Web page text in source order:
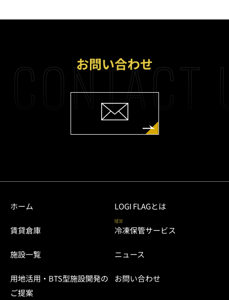
CONTACT
お問い合わせ
ホーム LOGI FLAGとは
賃貸倉庫
NEW
冷凍保管サービス
施設一覧 ニュース
用地活用・BTS型施設開発の
ご提案
お問い合わせ